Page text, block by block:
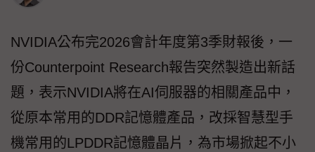
NVIDIA公布完2026會計年度第3季財報後，一
份Counterpoint Research報告突然製造出新話
題，表示NVIDIA將在AI伺服器的相關產品中，
從原本常用的DDR記憶體產品，改採智慧型手
機常用的LPDDR記憶體晶片，為市場掀起不小